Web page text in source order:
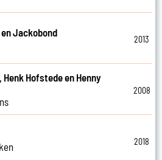
Jackobond
2013
Henk Hofstede en Henny
2008
2018